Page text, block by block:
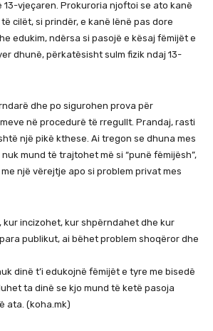
vjeçaren. Prokuroria njoftoi se ato kanë
cilët, si prindër, e kanë lënë pas dore
edukim, ndërsa si pasojë e kësaj fëmijët e
dhunë, përkatësisht sulm fizik ndaj 13-
dhe po sigurohen prova për
në procedurë të rregullt. Prandaj, rasti
një pikë kthese. Ai tregon se dhuna mes
mund të trajtohet më si “punë fëmijësh”,
një vërejtje apo si problem privat mes
kur incizohet, kur shpërndahet dhe kur
publikut, ai bëhet problem shoqëror dhe
dinë t’i edukojnë fëmijët e tyre me bisedë
ta dinë se kjo mund të ketë pasoja
ata. (koha.mk)